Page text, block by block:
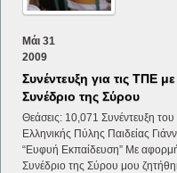
Μάι 31
2009
Συνέντευξη για τις ΤΠΕ
Συνέδριο της Σύρου
Θεάσεις: 10,071 Συνέντευξη του
Ελληνικής Πύλης Παιδείας
“Ευφυή Εκπαίδευση” Με
Συνέδριο της Σύρου μου